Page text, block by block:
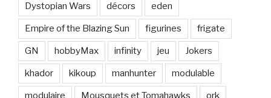
Dystopian Wars décors eden
Empire of the Blazing Sun figurines frigate
GN hobbyMax infinity jeu Jokers
khador kikoup manhunter modulable
modulaire Mousquets et Tomahawks ork